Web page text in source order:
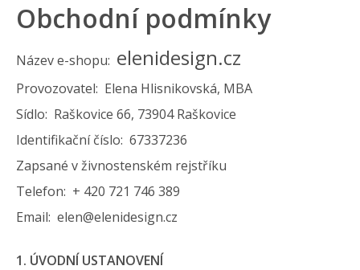
Obchodní podmínky
Název e-shopu: elenidesign.cz
Provozovatel: Elena Hlisnikovská, MBA
Sídlo: Raškovice 66, 73904 Raškovice
Identifikační číslo: 67337236
Zapsané v živnostenském rejstříku
Telefon: + 420 721 746 389
Email: elen@elenidesign.cz
1. ÚVODNÍ USTANOVENÍ